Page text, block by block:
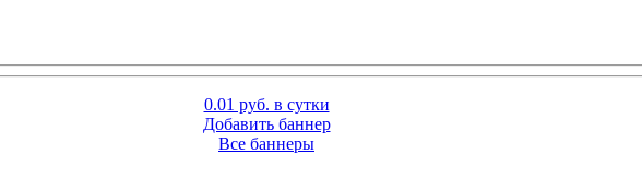
0.01 руб. в сутки
Добавить баннер
Все баннеры